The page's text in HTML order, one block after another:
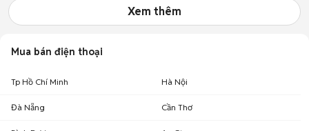
Xem thêm
Mua bán điện thoại
Tp Hồ Chí Minh Hà Nội
Đà Nẵng Cần Thơ